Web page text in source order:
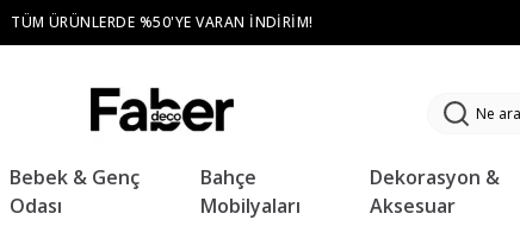
TÜM ÜRÜNLERDE %50'YE VARAN İNDIRIM!
Bebek & Genç
Odası
Bahçe
Mobilyaları
Dekorasyon &
Aksesuar